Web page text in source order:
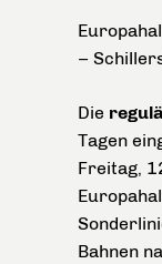
–
Die
Tagen
Freitag,
Bahnen